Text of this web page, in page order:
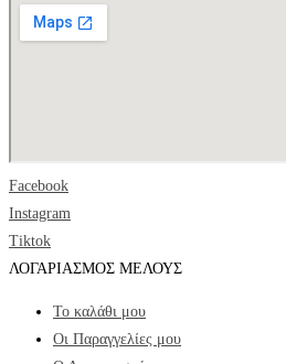
Facebook
Instagram
Tiktok
ΛΟΓΑΡΙΑΣΜΟΣ ΜΕΛΟΥΣ
Το καλάθι μου
Οι Παραγγελίες μου